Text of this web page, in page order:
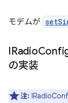
モデムが
IRadio
の実装
注: